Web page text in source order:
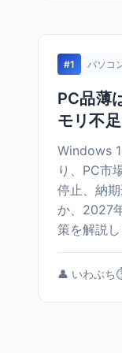
#1 パソコ
PC品薄
モリ不
Windows
り、PC市
停止、納
か、2027
策を解説し
👤 いわぶち